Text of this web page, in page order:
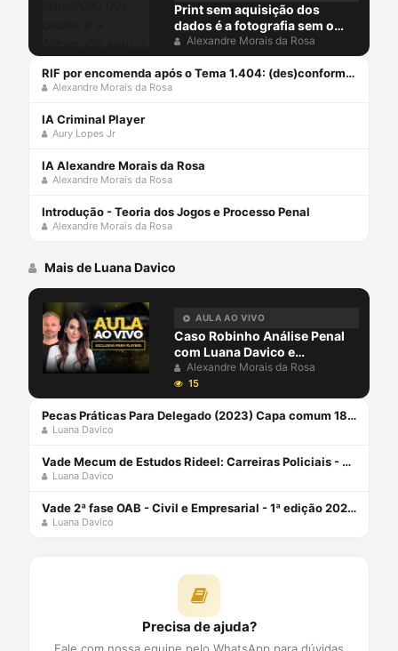
Print sem aquisição dos
dados é a fotografia sem o
negativo
Alexandre Morais da Rosa
RIF por encomenda após o Tema 1.404: (des)conformidades
Alexandre Morais da Rosa
IA Criminal Player
Aury Lopes Jr
IA Alexandre Morais da Rosa
Alexandre Morais da Rosa
Introdução - Teoria dos Jogos e Processo Penal
Alexandre Morais da Rosa
Mais de Luana Davico
AULA AO VIVO
Caso Robinho Análise Penal
com Luana Davico e
Alexandre Morais da Rosa
Alexandre Morais da Rosa
15
Pecas Práticas Para Delegado (2023) Capa comum 18 agosto 2023
Luana Davico
Vade Mecum de Estudos Rideel: Carreiras Policiais - 2ª Edição (2024) Capa comum 1 janeiro 1900
Luana Davico
Vade 2ª fase OAB - Civil e Empresarial - 1ª edição 2023 Capa comum 26 junho 2023
Luana Davico
Precisa de ajuda?
Fale com nossa equipe pelo WhatsApp para dúvidas